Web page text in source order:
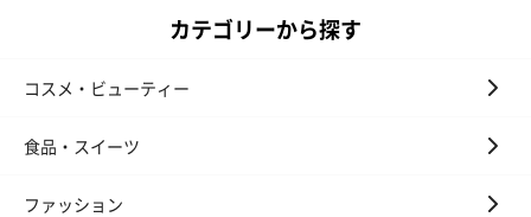
カテゴリーから探す
コスメ・ビューティー
食品・スイーツ
ファッション